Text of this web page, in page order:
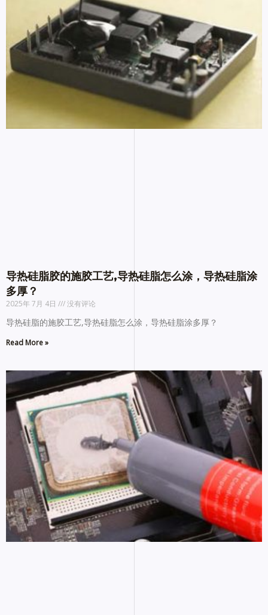
导热硅脂胶的施胶工艺,导热硅脂怎么涂，导热硅脂涂
多厚？
2025年 7月 4日 没有评论
导热硅脂的施胶工艺,导热硅脂怎么涂，导热硅脂涂多厚？
Read More »